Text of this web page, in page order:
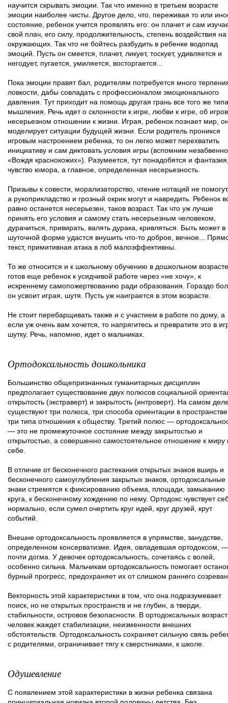
научится скрывать эмоции. Так что именно в третьем возрасте
эмоции наиболее чисты. Другое дело, что, переживая то или
состояние, ребенок учится проявлять его: он плачет и сам
свой плач, его силу, продолжительность, степень воздействия на
окружающих. Так что не бойтесь разбудить в ребенке водопад
эмоций. Пусть он смеется, плачет, ликует, тоскует, удивляется и
негодует, пугается, умиляется, восторгается...
Пока эмоции правят бал, родителям потребуется много
ловкости, дабы совладать с профессионалом эмоционального
давления. Тут приходит на помощь другая грань все того же типа
мышления. Речь идет о склонности к игре, любви к игре, об
несерьезном отношении к жизни. Играя, ребенок познает мир,
моделирует ситуации будущей жизни. Если родитель проникся
игровым настроением ребенка, то он легко может перехватить
инициативу и сам диктовать условия игры (вспомним
«Вождя краснокожих»). Разумеется, тут понадобятся и
чувство юмора, а главное, определенная несерьезность.
Призывы к совести, морализаторство, чтение нотаций не
а рукоприкладство и грозный окрик могут и навредить. Ребенок
равно останется несерьезен, таков возраст. Так что уж лучше
принять его условия и самому стать несерьезным человеком,
дурачиться, привирать, валять дурака, кривляться. Быть может в
шуточной форме удастся внушить что-то доброе, вечное...
текст, примитивная атака в лоб малоэффективны.
То же относится и к школьному обучению в дошкольном
готов еще ребенок к усидчивой работе через «не хочу», к
искреннему самопожертвованию ради образования. Гораздо
он усвоит играя, шутя. Пусть уж наиграется в этом возрасте.
Не стоит перебарщивать также и с участием в работе по дому, а
если уж очень вам хочется, то напрягитесь и превратите это в
шутку. Речь, напомню, идет о мальчиках.
Ортодоксальность дошкольника
Большинство общепризнанных гуманитарных дисциплин
предполагает существование двух полюсов социальной
открытость (экстраверт) и закрытость (интроверт). На самом
существуют три полюса, три способа ориентации в
три типа отношения к обществу. Третий полюс —
— это не промежуточное состояние между закрытостью и
открытостью, а совершенно самостоятельное отношение к миру
себе.
В отличие от бесконечного растекания открытых знаков вширь и
бесконечного самоуглубления закрытых знаков, ортодоксальные
знаки стремятся к фиксированию объема, площади, замыканию
круга, к бесконечному хождению по нему. Ортодокс чувствует
нормально, если сумел очертить круг идей, круг друзей, крут
событий.
Внешне ортодоксальность проявляется в упрямстве, занудстве,
определенном консерватизме. Идея, овладевшая ортодоксом,
почти догма. У девочек ортодоксальность, сочетаясь с волей,
особенно сильна. Мальчикам ортодоксальность помогает
бурный прогресс, предохраняет их от слишком раннего
Векторность этой характеристики в том, что она подразумевает
поиск, но не открытых пространств и не глубин, а тверди,
стабильности, островов безопасности. В ортодоксальных
человек жаждет стабилизации, неизменности внешних
обстоятельств. Ортодоксальность сохраняет сильную связь
с родителями, ограничивает тягу к сверстниками, к школе.
Одушевление
С появлением этой характеристики в жизни ребенка связана